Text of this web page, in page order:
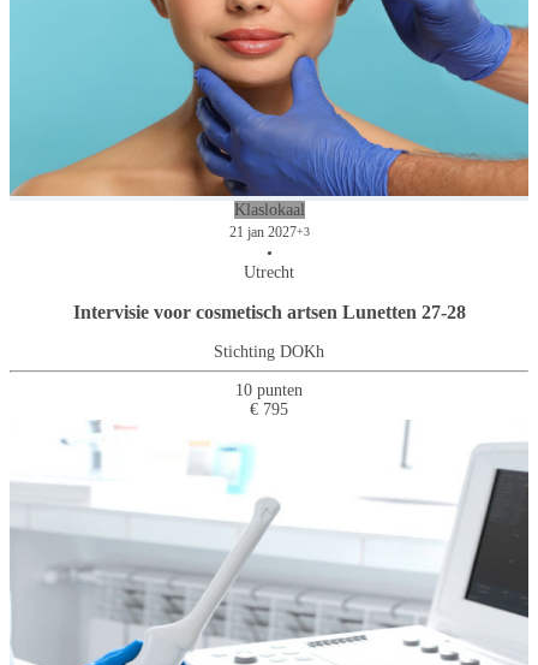
Klaslokaal
21 jan 2027+3
•
Utrecht
Intervisie voor cosmetisch artsen Lunetten 27-28
Stichting DOKh
10 punten
€ 795